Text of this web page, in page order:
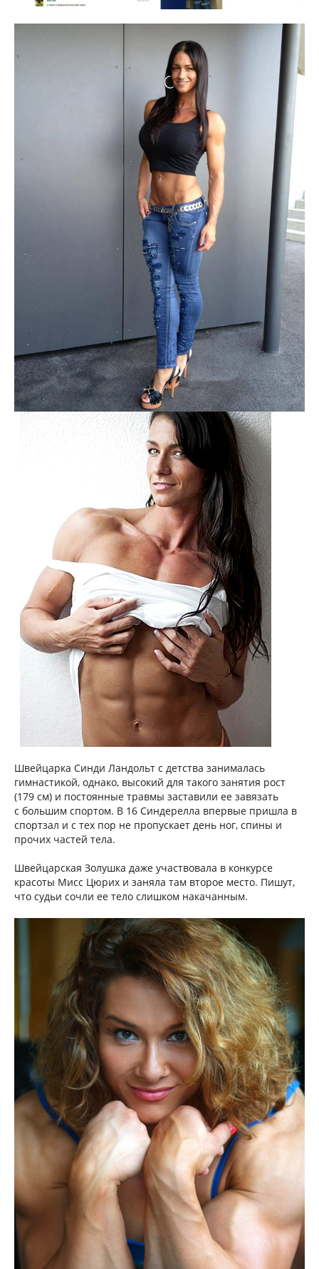
Швейцарка Синди Ландольт с детства занималась
гимнастикой, однако, высокий для такого занятия рост
(179 см) и постоянные травмы заставили ее завязать
с большим спортом. В 16 Синдерелла впервые пришла в
спортзал и с тех пор не пропускает день ног, спины и
прочих частей тела.
Швейцарская Золушка даже участвовала в конкурсе
красоты Мисс Цюрих и заняла там второе место. Пишут,
что судьи сочли ее тело слишком накачанным.